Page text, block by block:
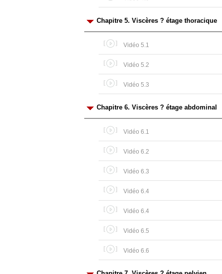
Chapitre 5. Viscères ? étage thoracique
Vidéo 5.1
Vidéo 5.2
Vidéo 5.3
Chapitre 6. Viscères ? étage abdominal
Vidéo 6.1
Vidéo 6.2
Vidéo 6.3
Vidéo 6.4
Vidéo 6.4
Vidéo 6.5
Vidéo 6.6